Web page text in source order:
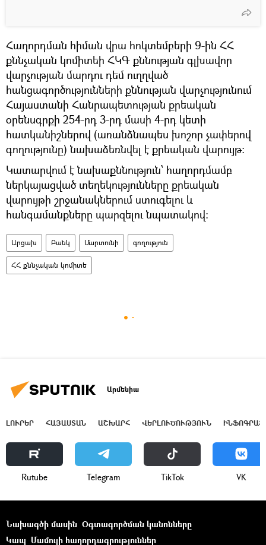
Հաղորդման հիման վրա հոկտեմբերի 9-ին ՀՀ
քննչական կոմիտեի ՀԿԳ քննության գլխավոր
վարչության մարդու դեմ ուղղված
հանցագործությունների քննության վարչությունում
Հայաստանի Հանրապետության քրեական
օրենսգրքի 254-րդ 3-րդ մասի 4-րդ կետի
հատկանիշներով (առանձնապես խոշոր չափերով
գողությունը) նախաձեռնվել է քրեական վարույթ։
Կատարվում է նախաքննություն՝ հաղորդմամբ
ներկայացված տեղեկությունները քրեական
վարույթի շրջանակներում ստուգելու և
հանգամանքները պարզելու նպատակով։
Արցախ Բանկ Մարտունի գողություն
ՀՀ քննչական կոմիտե
Արմենիա
ԼՈՒՐԵՐ ՀԱՅԱՍՏԱՆ ԱՇԽԱՐՀ ՎԵՐԼՈՒԾՈՒԹՅՈՒՆ
Rutube Telegram ТikТоk VK
Նախագծի մասին Օգտագործման կանոնները
Կապ Մամուլի հաղորդագրություններ